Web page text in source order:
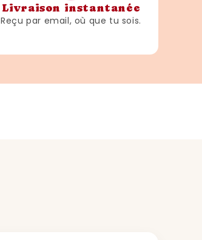
Livraison instantanée
Reçu par email, où que tu sois.